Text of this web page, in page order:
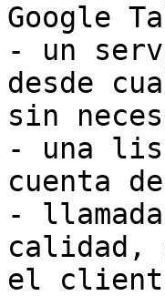
Google
- un
desde
sin
- una
cuenta
-
calidad,
el